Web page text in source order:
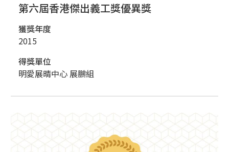
第六屆香港傑出義工獎優異獎
獲獎年度
2015
得獎單位
明愛展晴中心 展鵬組